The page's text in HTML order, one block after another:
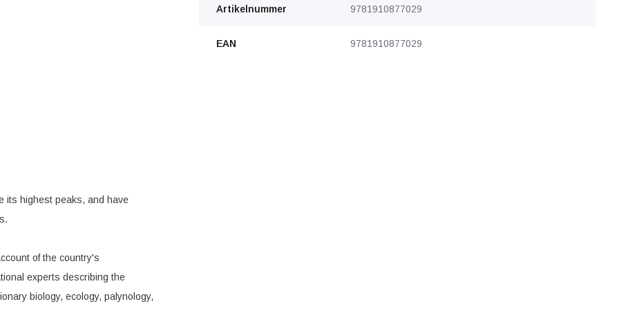
its highest peaks, and have
of the country's
experts describing the
biology, ecology, palynology,
Artikelnummer 9781910877029
EAN 9781910877029